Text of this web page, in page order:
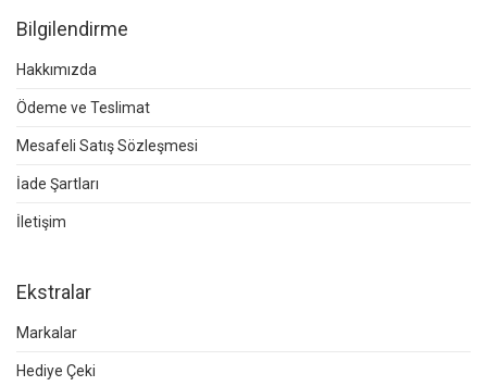
Bilgilendirme
Hakkımızda
Ödeme ve Teslimat
Mesafeli Satış Sözleşmesi
İade Şartları
İletişim
Ekstralar
Markalar
Hediye Çeki